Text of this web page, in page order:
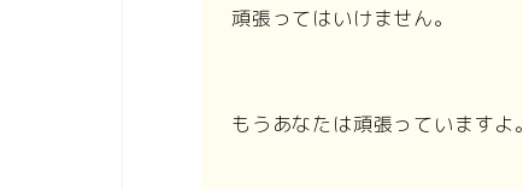
頑張ってはいけません。
もうあなたは頑張っていますよ。